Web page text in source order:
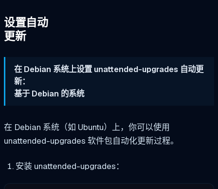
设置自动
更新
在 Debian 系统上设置 unattended-upgrades 自动更
新：
基于 Debian 的系统
在 Debian 系统（如 Ubuntu）上，你可以使用
unattended-upgrades 软件包自动化更新过程。
安装 unattended-upgrades：